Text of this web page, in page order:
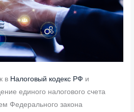
в Налоговый кодекс РФ и
единого налогового счета
Федерального закона